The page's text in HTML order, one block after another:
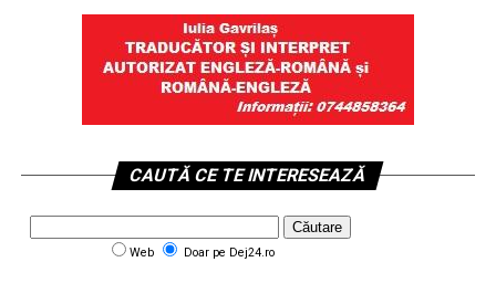
CAUTĂ CE TE INTERESEAZĂ
Web Doar pe Dej24.ro